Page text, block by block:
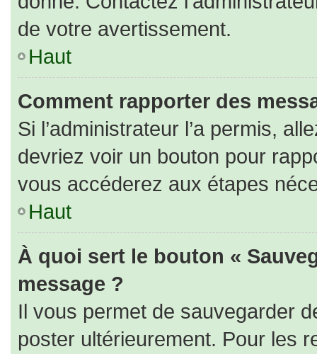
de votre avertissement.
Haut
Comment rapporter des
Si l’administrateur l’a permis,
devriez voir un bouton pour
vous accéderez aux étapes
Haut
À quoi sert le bouton «
message ?
Il vous permet de sauvegarder
poster ultérieurement. Pour les